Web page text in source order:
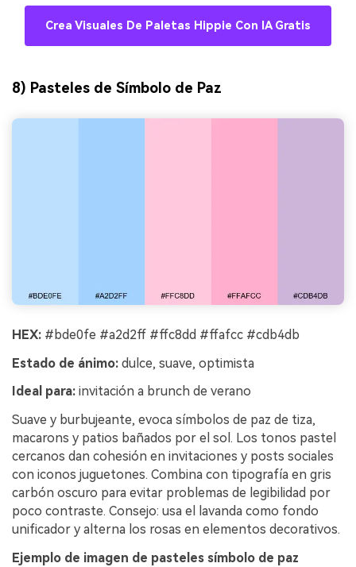
Crea Visuales De Paletas Hippie Con IA Gratis
8) Pasteles de Símbolo de Paz
HEX: #bde0fe #a2d2ff #ffc8dd #ffafcc #cdb4db
Estado de ánimo: dulce, suave, optimista
Ideal para: invitación a brunch de verano
Suave y burbujeante, evoca símbolos de paz de tiza,
macarons y patios bañados por el sol. Los tonos pastel
cercanos dan cohesión en invitaciones y posts sociales
con iconos juguetones. Combina con tipografía en gris
carbón oscuro para evitar problemas de legibilidad por
poco contraste. Consejo: usa el lavanda como fondo
unificador y alterna los rosas en elementos decorativos.
Ejemplo de imagen de pasteles símbolo de paz